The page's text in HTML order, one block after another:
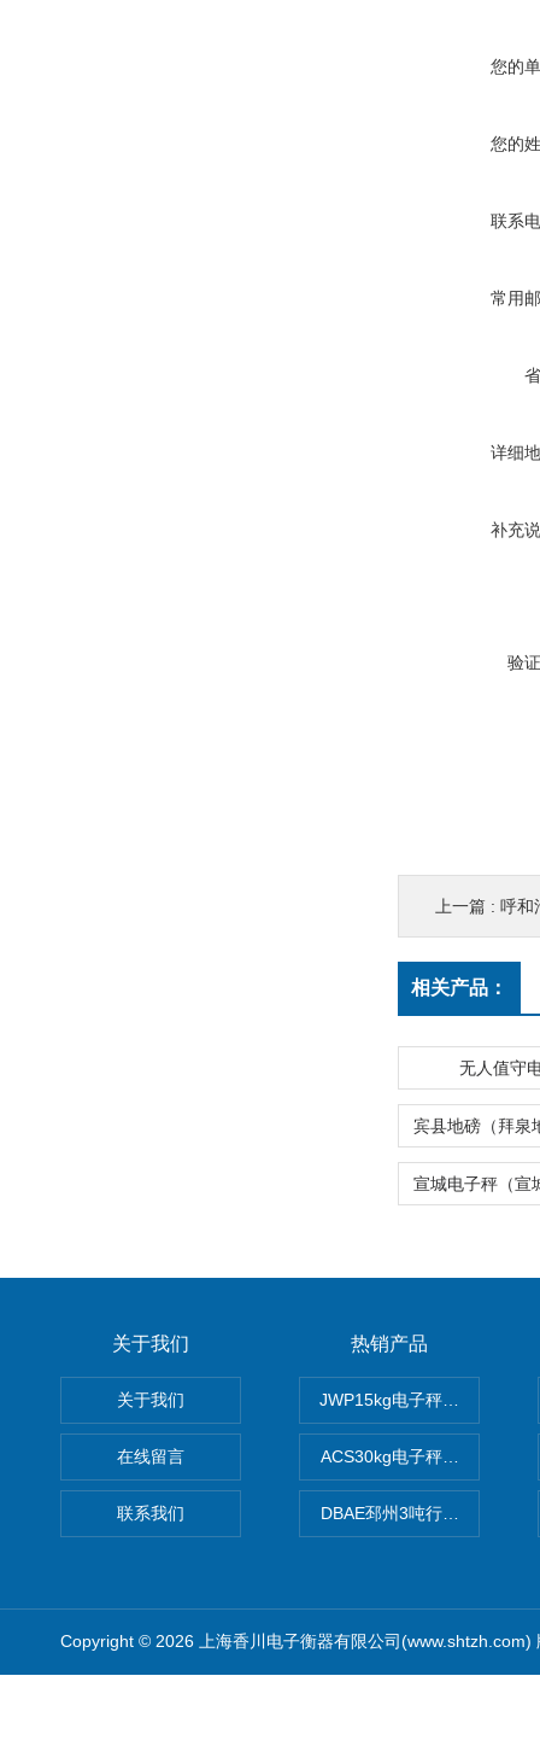
您的
您的
联系
常用
详细
补充
验
上一篇 : 呼和
相关产品：
无人值守
关于我们
关于我们
在线留言
联系我们
热销产品
JWP15kg电子秤价格,15公
ACS30kg电子秤价格,30公
DBAE邳州3吨行车电子吊秤
Copyright © 2026 上海香川电子衡器有限公司(www.shtzh.com)